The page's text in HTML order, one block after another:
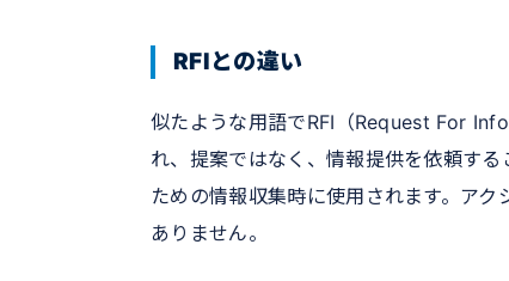
RFIとの違い
似たような用語でRFI（Request For
れ、提案ではなく、情報提供を依頼す
ための情報収集時に使用されます。ア
ありません。